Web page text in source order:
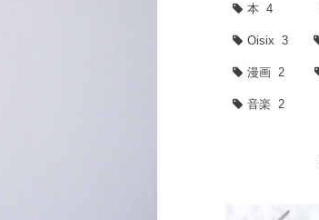
本 4
Oisix 3
漫画 2
音楽 2